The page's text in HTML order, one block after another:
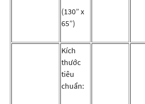
(130” x
65”)
Kích
thước
tiêu
chuẩn: